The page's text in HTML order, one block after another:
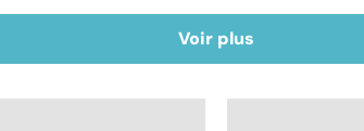
Voir plus